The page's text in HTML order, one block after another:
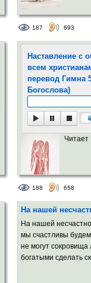
187 693
Наставление с
всем
перевод Гимна
Богослова)
188 658
На нашей
На нашей
мы счастливы
не могут сокровища
богатыми сделать